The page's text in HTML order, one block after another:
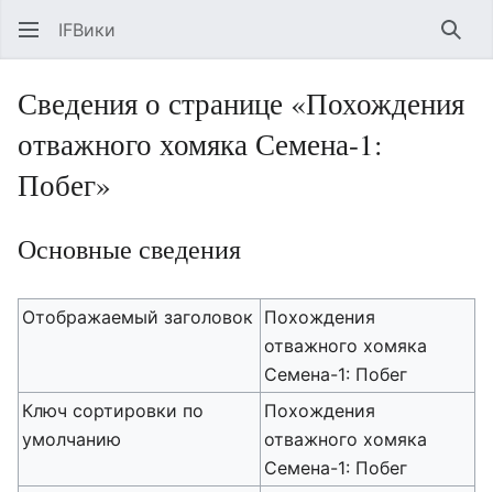
IFВики
Сведения о странице «Похождения
отважного хомяка Семена-1:
Побег»
Основные сведения
Отображаемый заголовок Похождения
отважного хомяка
Семена-1: Побег
Ключ сортировки по
умолчанию
Похождения
отважного хомяка
Семена-1: Побег